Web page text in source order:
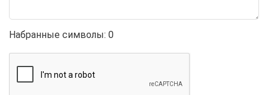
Набранные символы: 0